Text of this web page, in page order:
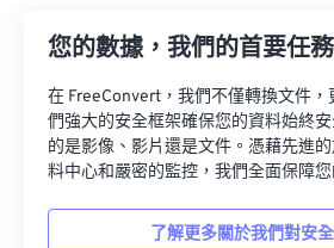
您的數據，我們的首要任務
在 FreeConvert，我們不僅轉換文件
們強大的安全框架確保您的資料始終
的是影像、影片還是文件。憑藉先進
料中心和嚴密的監控，我們全面保障您
了解更多關於我們對安